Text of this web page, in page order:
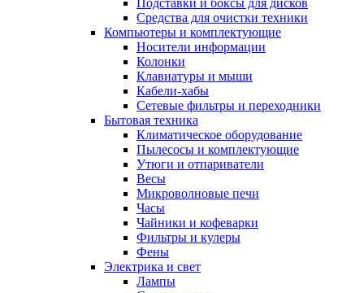
Подставки и боксы для дисков
Средства для очистки техники
Компьютеры и комплектующие
Носители информации
Колонки
Клавиатуры и мыши
Кабели-хабы
Сетевые фильтры и переходники
Бытовая техника
Климатическое оборудование
Пылесосы и комплектующие
Утюги и отпариватели
Весы
Микроволновые печи
Часы
Чайники и кофеварки
Фильтры и кулеры
Фены
Электрика и свет
Лампы